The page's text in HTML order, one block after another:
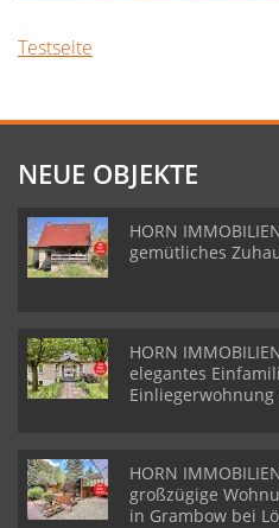
Testseite
NEUE OBJEKTE
HORN
gemütliches
HORN
elegantes
HORN
großzügige
in Grambow bei